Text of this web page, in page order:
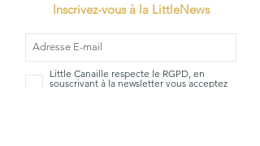
Inscrivez-vous à la LittleNews
Little Canaille respecte le RGPD, en
souscrivant à la newsletter vous acceptez